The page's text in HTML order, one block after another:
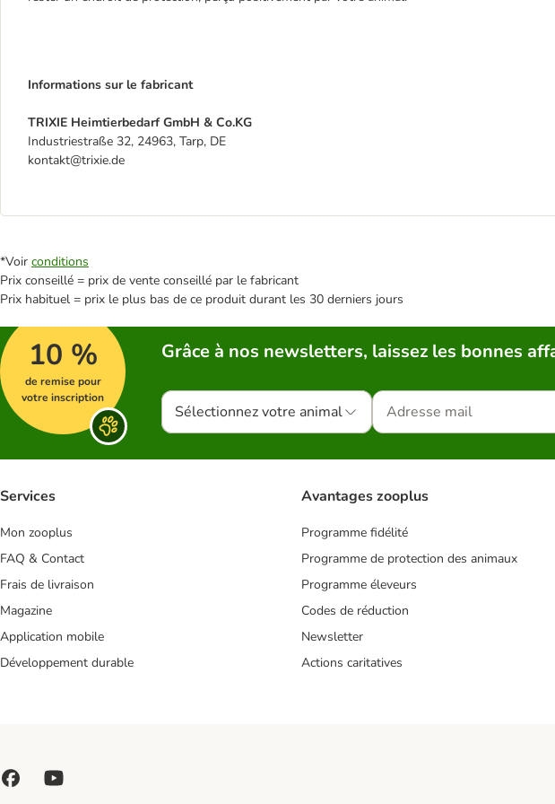
Informations sur le fabricant
TRIXIE Heimtierbedarf GmbH & Co.KG
Industriestraße 32, 24963, Tarp, DE
kontakt@trixie.de
*Voir conditions
Prix conseillé = prix de vente conseillé par le fabricant
Prix habituel = prix le plus bas de ce produit durant les 30 derniers jours
10 %
de remise pour
votre inscription
Grâce à nos newsletters, laissez les bonnes
Sélectionnez votre animal
Services
Mon zooplus
FAQ & Contact
Frais de livraison
Magazine
Application mobile
Développement durable
Avantages zooplus
Programme fidélité
Programme de protection des animaux
Programme éleveurs
Codes de réduction
Newsletter
Actions caritatives